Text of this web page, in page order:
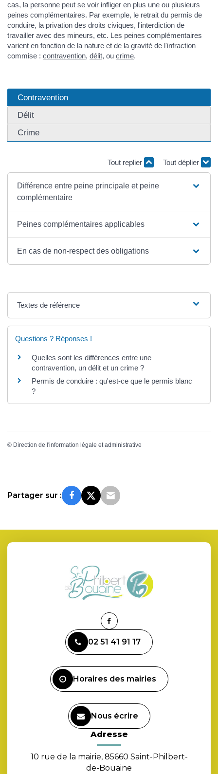
cas, la personne peut se voir infliger en plus une ou plusieurs
peines complémentaires. Par exemple, le retrait du permis de
conduire, la privation des droits civiques, l'interdiction de
travailler avec des mineurs, etc. Les peines complémentaires
varient en fonction de la nature et de la gravité de l'infraction
commise : contravention, délit, ou crime.
Contravention
Délit
Crime
Tout replier Tout déplier
Différence entre peine principale et peine
complémentaire
Peines complémentaires applicables
En cas de non-respect des obligations
Textes de référence
Questions ? Réponses !
Quelles sont les différences entre une
contravention, un délit et un crime ?
Permis de conduire : qu'est-ce que le permis blanc
?
© Direction de l'information légale et administrative
Partager sur :
Lien
le
compte
02 51 41 91 17
Horaires des mairies
Nous écrire
Adresse
10 rue de la mairie, 85660 Saint-Philbert-
de-Bouaine